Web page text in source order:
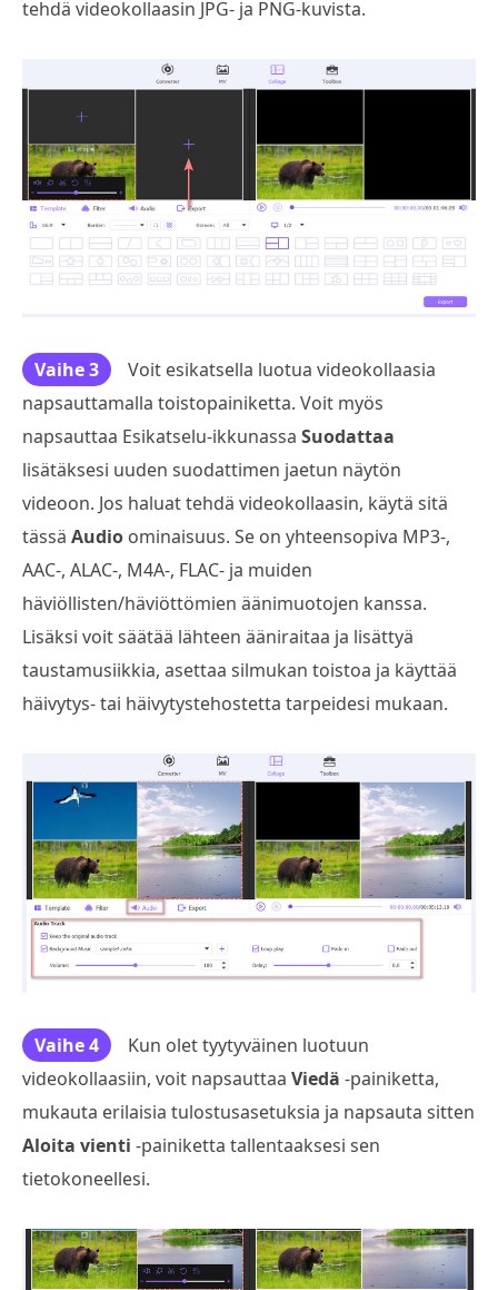
tehdä videokollaasin JPG- ja PNG-kuvista.
Vaihe 3
Voit esikatsella luotua videokollaasia
napsauttamalla toistopainiketta. Voit myös
napsauttaa Esikatselu-ikkunassa Suodattaa
lisätäksesi uuden suodattimen jaetun näytön
videoon. Jos haluat tehdä videokollaasin, käytä sitä
tässä Audio ominaisuus. Se on yhteensopiva MP3-,
AAC-, ALAC-, M4A-, FLAC- ja muiden
häviöllisten/häviöttömien äänimuotojen kanssa.
Lisäksi voit säätää lähteen ääniraitaa ja lisättyä
taustamusiikkia, asettaa silmukan toistoa ja käyttää
häivytys- tai häivytystehostetta tarpeidesi mukaan.
Vaihe 4
Kun olet tyytyväinen luotuun
videokollaasiin, voit napsauttaa Viedä -painiketta,
mukauta erilaisia tulostusasetuksia ja napsauta sitten
Aloita vienti -painiketta tallentaaksesi sen
tietokoneellesi.